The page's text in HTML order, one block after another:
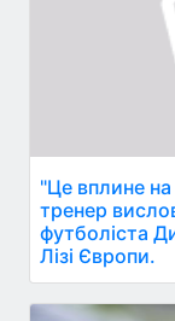
"Це вплине
тренер
футболіста
Лізі Європи.